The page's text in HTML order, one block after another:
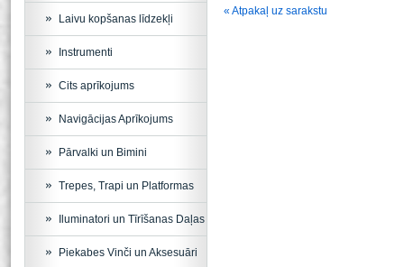
« Atpakaļ uz sarakstu
Laivu kopšanas līdzekļi
Instrumenti
Cits aprīkojums
Navigācijas Aprīkojums
Pārvalki un Bimini
Trepes, Trapi un Platformas
Iluminatori un Tīrīšanas Daļas
Piekabes Vinči un Aksesuāri